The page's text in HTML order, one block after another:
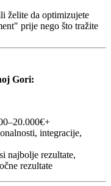
želite da optimizujete
prije nego što tražite
Gori:
integracije,
najbolje rezultate,
rezultate